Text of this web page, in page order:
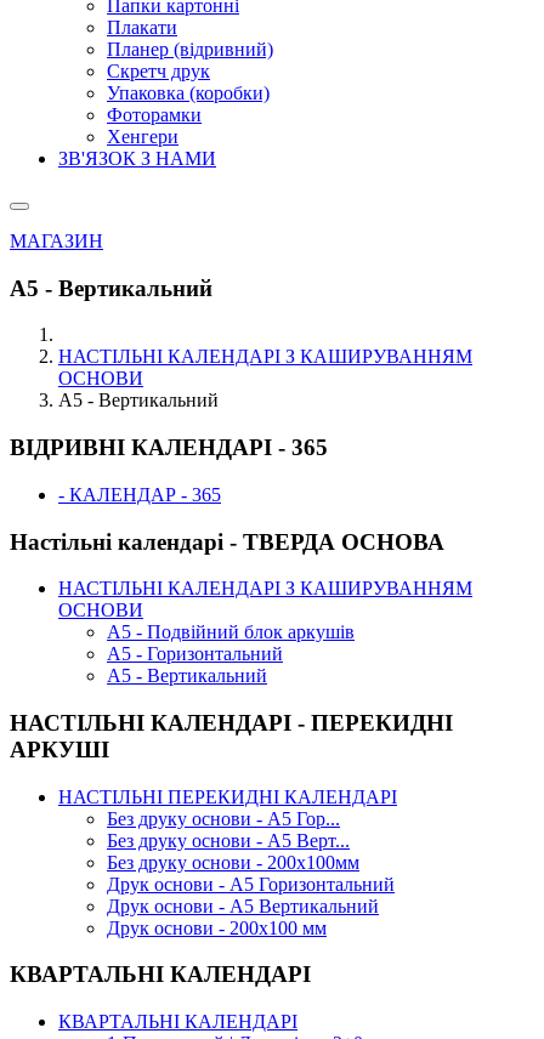
Папки картонні
Плакати
Планер (відривний)
Скретч друк
Упаковка (коробки)
Фоторамки
Хенгери
ЗВ'ЯЗОК З НАМИ
МАГАЗИН
А5 - Вертикальний
НАСТІЛЬНІ КАЛЕНДАРІ З КАШИРУВАННЯМ
ОСНОВИ
А5 - Вертикальний
ВІДРИВНІ КАЛЕНДАРІ - 365
- КАЛЕНДАР - 365
Настільні календарі - ТВЕРДА ОСНОВА
НАСТІЛЬНІ КАЛЕНДАРІ З КАШИРУВАННЯМ
ОСНОВИ
А5 - Подвійний блок аркушів
А5 - Горизонтальний
А5 - Вертикальний
НАСТІЛЬНІ КАЛЕНДАРІ - ПЕРЕКИДНІ
АРКУШІ
НАСТІЛЬНІ ПЕРЕКИДНІ КАЛЕНДАРІ
Без друку основи - А5 Гор...
Без друку основи - А5 Верт...
Без друку основи - 200х100мм
Друк основи - А5 Горизонтальний
Друк основи - А5 Вертикальний
Друк основи - 200х100 мм
КВАРТАЛЬНІ КАЛЕНДАРІ
КВАРТАЛЬНІ КАЛЕНДАРІ